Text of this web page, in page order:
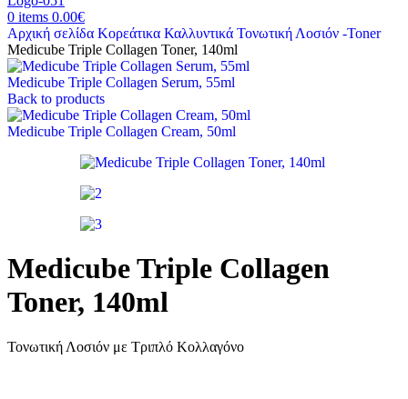
0 items 0.00€
Αρχική σελίδα Κορεάτικα Καλλυντικά Τονωτική Λοσιόν -Toner
Medicube Triple Collagen Toner, 140ml
Medicube Triple Collagen Serum, 55ml
Back to products
Medicube Triple Collagen Cream, 50ml
Medicube Triple Collagen
Toner, 140ml
Τονωτική Λοσιόν με Τριπλό Κολλαγόνο